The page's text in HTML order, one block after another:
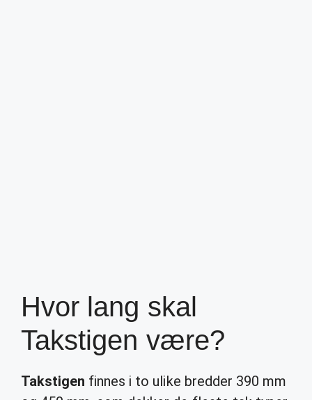
Hvor lang skal
Takstigen være?
Takstigen finnes i to ulike bredder 390 mm